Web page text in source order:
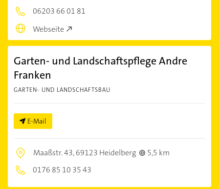
06203 66 01 81
Webseite
Garten- und Landschaftspflege Andre
Franken
GARTEN- UND LANDSCHAFTSBAU
E-Mail
Maaßstr. 43,69123 Heidelberg
5,5 km
0176 85 10 35 43